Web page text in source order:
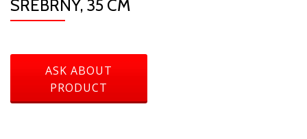
SREBRNY, 35 CM